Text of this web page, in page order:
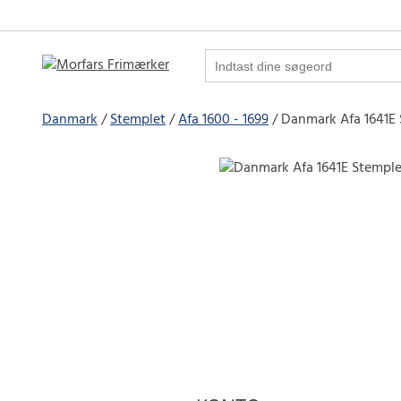
Danmark Stemplet Afa 1600 - 1699 Danmark Afa